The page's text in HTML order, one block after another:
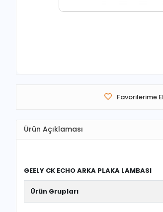
Favorilerime
Ürün Açıklaması
GEELY CK ECHO ARKA PLAKA LAMBASI
Ürün Grupları